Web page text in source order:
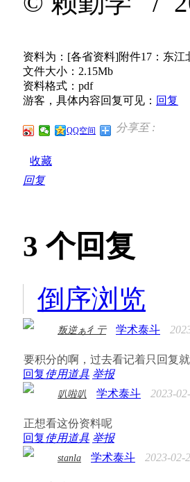
资料为：[各省资料]附件17：东
文件大小：2.15Mb
资料格式：pdf
游客，具体内容回复可见： 回复
分享至 :
QQ空间
收藏
回复
3 个回复
倒序浏览
叛逆ぁ彳亍 学术泰斗
要积分的啊，过去看记着只回复
回复使用道具 举报
叭啦叭 学术泰斗 2023-
正想看这份资料呢
回复使用道具 举报
stanla 学术泰斗 2023-02-